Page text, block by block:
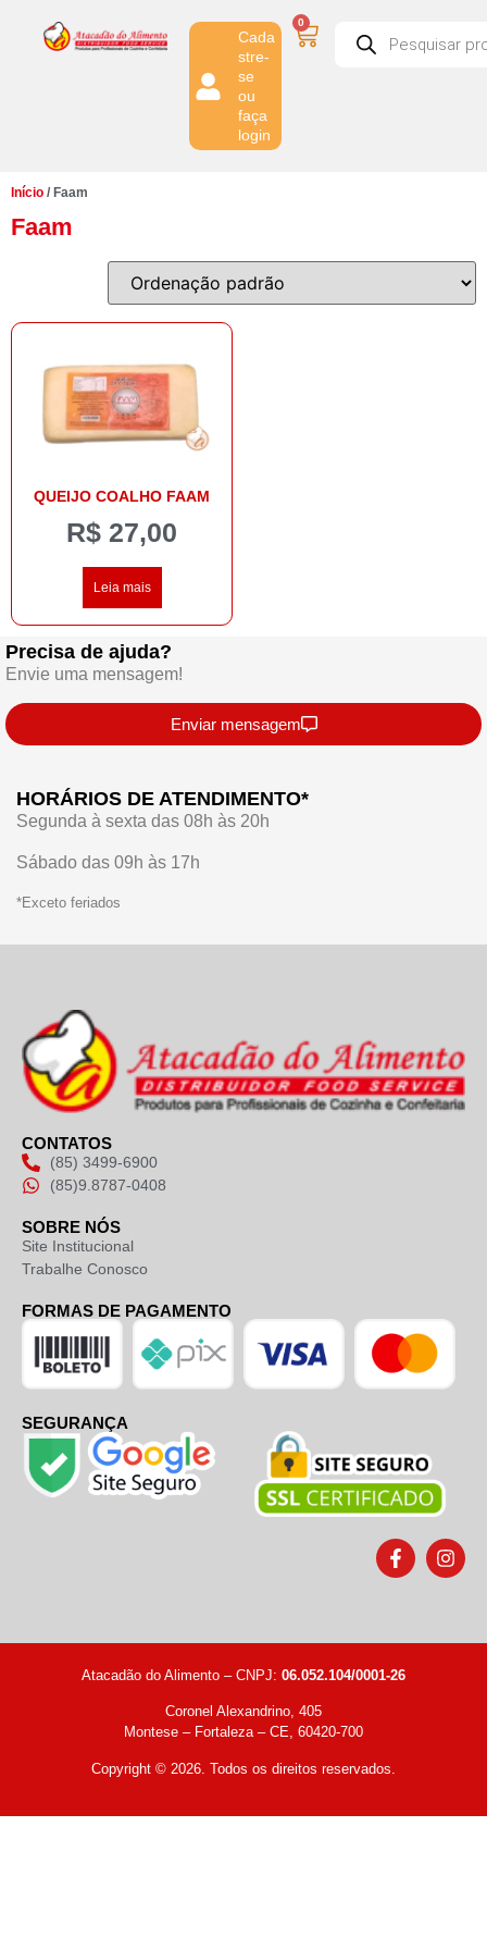
Cada
stre-
se
ou
faça
login
0
Início / Faam
Faam
QUEIJO COALHO FAAM
R$ 27,00
Leia mais
Precisa de ajuda?
Envie uma mensagem!
Enviar mensagem
HORÁRIOS DE ATENDIMENTO*
Segunda à sexta das 08h às 20h
Sábado das 09h às 17h
*Exceto feriados
(85) 3499-6900
(85)9.8787-0408
CONTATOS
SOBRE NÓS
Site Institucional
Trabalhe Conosco
FORMAS DE PAGAMENTO
SEGURANÇA
Atacadão do Alimento – CNPJ: 06.052.104/0001-26
Coronel Alexandrino, 405
Montese – Fortaleza – CE, 60420-700
Copyright © 2026. Todos os direitos reservados.